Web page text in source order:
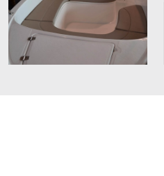
Remorques à bateaux
Histoires de marins